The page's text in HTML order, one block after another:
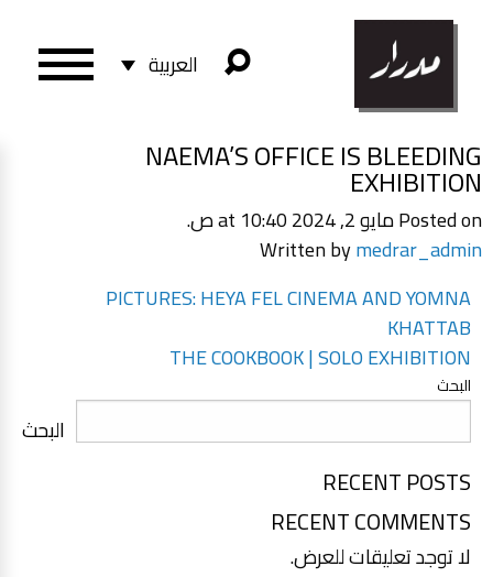
العربية
NAEMA’S OFFICE IS BLEEDING
EXHIBITION
Posted on مايو 2, 2024 at 10:40 ص.
Written bymedrar_admin
تصفّح
المقالات
PICTURES: HEYA FEL CINEMA AND YOMNA
KHATTAB
THE COOKBOOK | SOLO EXHIBITION
البحث
البحث
RECENT POSTS
RECENT COMMENTS
لا توجد تعليقات للعرض.